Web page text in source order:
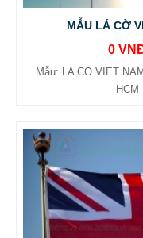
MẪU LÁ CỜ
0
Mẫu: LA CO VIET
HCM